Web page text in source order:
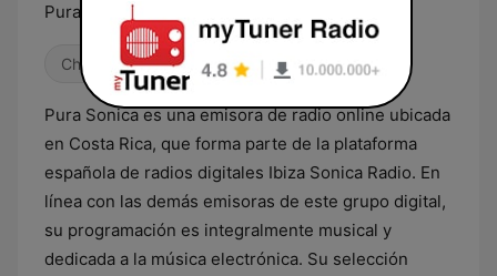
Pura Sonica. Pura Música
Chillout Electrónica
Pura Sonica es una emisora de radio online ubicada
en Costa Rica, que forma parte de la plataforma
española de radios digitales Ibiza Sonica Radio. En
línea con las demás emisoras de este grupo digital,
su programación es integralmente musical y
dedicada a la música electrónica. Su selección